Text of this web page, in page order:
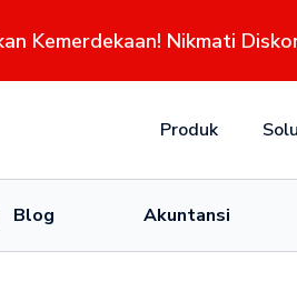
Kemerdekaan! Nikmati
Produk
Blog Akuntansi